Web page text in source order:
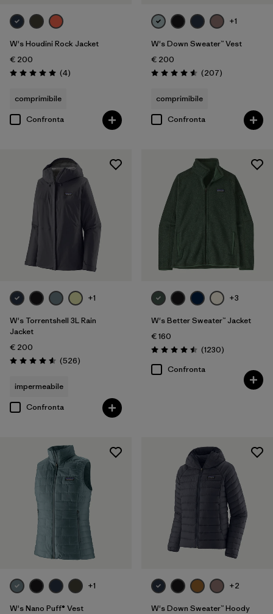
W's Houdini Rock Jacket
€ 200
Valutazione: 5.0 / 5
(4Recensioni
)
comprimibile
Confronta
+1
W's Down Sweater™ Vest
€ 200
Valutazione: 4.6 / 5
(207Recensioni
)
comprimibile
Confronta
+1
W's Torrentshell 3L Rain
Jacket
€ 200
Valutazione: 4.6 / 5
(526Recensioni
)
impermeabile
Confronta
+3
W's Better Sweater™ Jacket
€ 160
Valutazione: 4.5 / 5
(1230Recensioni
)
Confronta
+1
W's Nano Puff® Vest
+2
W's Down Sweater™ Hoody